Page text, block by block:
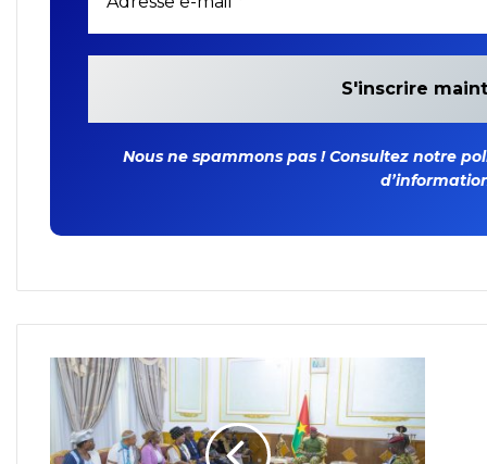
Nous ne spammons pas ! Consultez notre